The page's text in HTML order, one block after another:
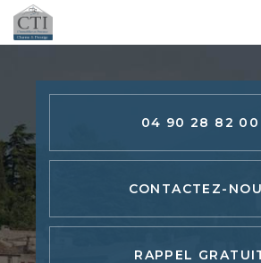
principal
04 90 28 82 00
CONTACTEZ-
RAPPEL